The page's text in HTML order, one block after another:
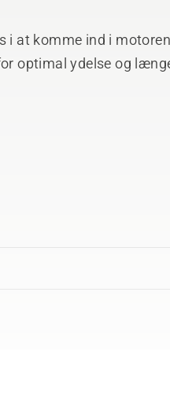
i at komme ind i
optimal ydelse og